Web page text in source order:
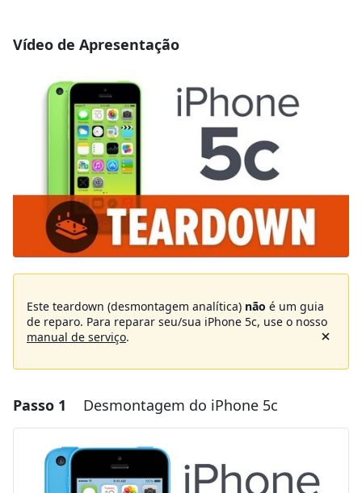
Vídeo de Apresentação
Este teardown (desmontagem analítica) não é um guia
de reparo. Para reparar seu/sua iPhone 5c, use o nosso
manual de serviço.
Passo 1 Desmontagem do iPhone 5c